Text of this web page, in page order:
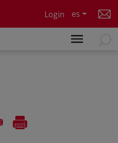
Login
es